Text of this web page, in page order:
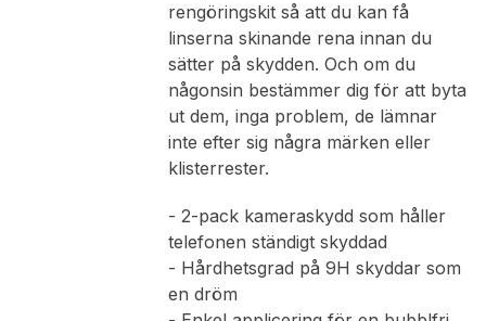
rengöringskit så att du kan få
linserna skinande rena innan du
sätter på skydden. Och om du
någonsin bestämmer dig för att byta
ut dem, inga problem, de lämnar
inte efter sig några märken eller
klisterrester.
- 2-pack kameraskydd som håller
telefonen ständigt skyddad
- Hårdhetsgrad på 9H skyddar som
en dröm